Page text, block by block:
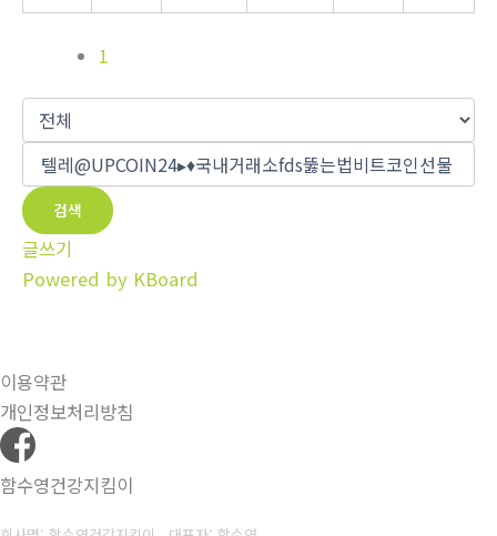
1
검색
글쓰기
Powered by KBoard
이용약관
개인정보처리방침
함수영건강지킴이